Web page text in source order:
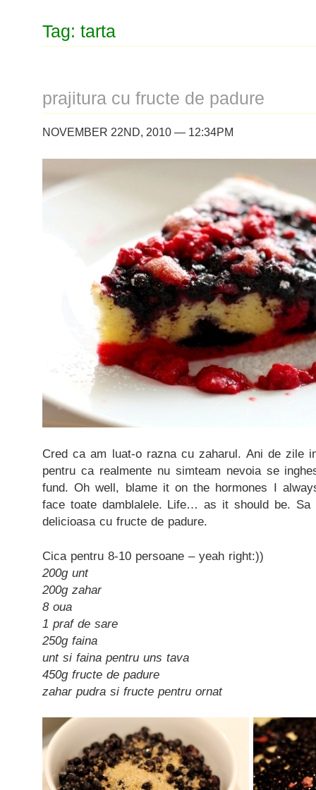
Tag: tarta
prajitura cu fructe de padure
NOVEMBER 22ND, 2010 — 12:34PM
Cred ca am luat-o razna cu zaharul. Ani de zile
pentru ca realmente nu simteam nevoia se
fund. Oh well, blame it on the hormones I
face toate damblalele. Life… as it should be. Sa
delicioasa cu fructe de padure.
Cica pentru 8-10 persoane – yeah right:))
200g unt
200g zahar
8 oua
1 praf de sare
250g faina
unt si faina pentru uns tava
450g fructe de padure
zahar pudra si fructe pentru ornat